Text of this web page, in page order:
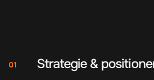
01 Strategie &